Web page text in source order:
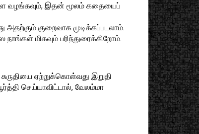
வழங்கவும், இதன் மூலம் கதையைப்
அதற்கும் குறைவாக முடிக்கப்படலாம்.
மிகவும் பரிந்துரைக்கிறோம்.
ஏற்றுக்கொள்வது இறுதி
செய்யாவிட்டால், வேலம்மா